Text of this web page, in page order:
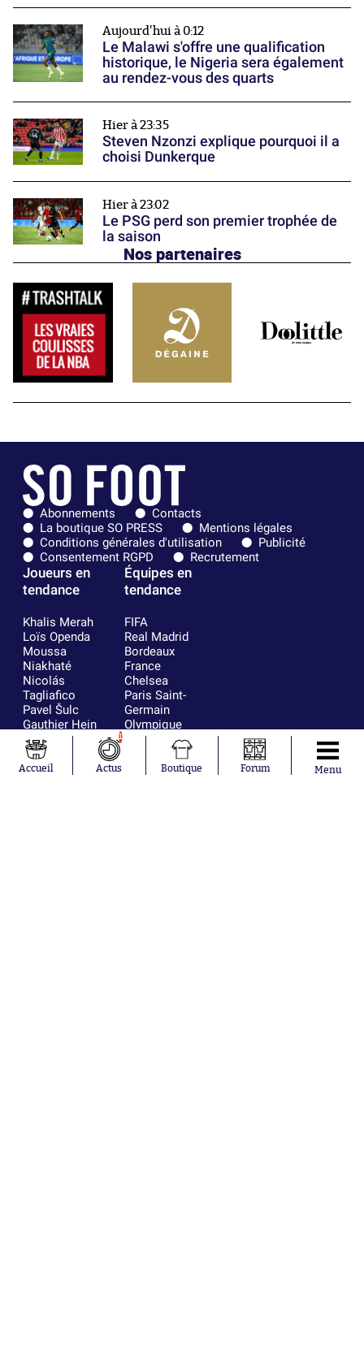
Aujourd'hui à 0:12
Le Malawi s'offre une qualification
historique, le Nigeria sera également
au rendez-vous des quarts
Hier à 23:35
Steven Nzonzi explique pourquoi il a
choisi Dunkerque
Hier à 23:02
Le PSG perd son premier trophée de
la saison
Nos partenaires
Abonnements
Contacts
La boutique SO PRESS
Mentions légales
Conditions générales d'utilisation
Publicité
Consentement RGPD
Recrutement
Joueurs en
tendance
Khalis Merah
Loïs Openda
Moussa
Niakhaté
Nicolás
Tagliafico
Pavel Šulc
Gauthier Hein
Lionel Messi
Gonzalo
García Torres
Équipes en
tendance
FIFA
Real Madrid
Bordeaux
France
Chelsea
Paris Saint-
Germain
Olympique
lyonnais
AC Milan
RC Strasbourg
Accueil
1
Actus Boutique Forum Menu